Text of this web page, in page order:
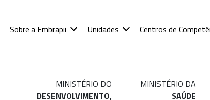
Sobre a Embrapii Unidades Centros de
MINISTÉRIO DO
DESENVOLVIMENTO,
MINISTÉRIO DA
SAÚDE